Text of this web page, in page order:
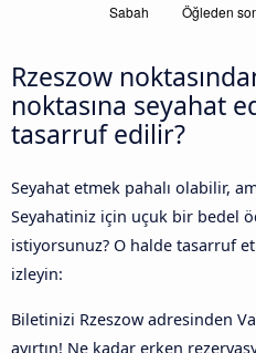
Rzeszow
noktasına seyahat
tasarruf edilir?
Seyahat etmek pahalı olabilir,
Seyahatiniz için uçuk bir bedel
istiyorsunuz? O halde tasarruf
izleyin:
Biletinizi Rzeszow adresinden
ayırtın! Ne kadar erken